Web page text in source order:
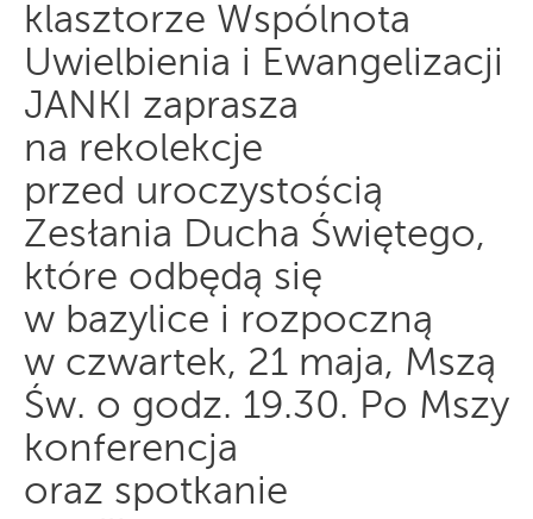
klasztorze Wspólnota
Uwielbienia i Ewangelizacji
JANKI zaprasza
na rekolekcje
przed uroczystością
Zesłania Ducha Świętego,
które odbędą się
w bazylice i rozpoczną
w czwartek, 21 maja, Mszą
Św. o godz. 19.30. Po Mszy
konferencja
oraz spotkanie